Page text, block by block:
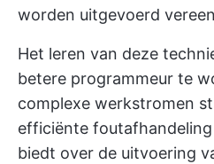
worden uitgevoerd
Het leren van deze
betere programmeur te
complexe werkstromen
efficiënte
biedt over de uitvoering